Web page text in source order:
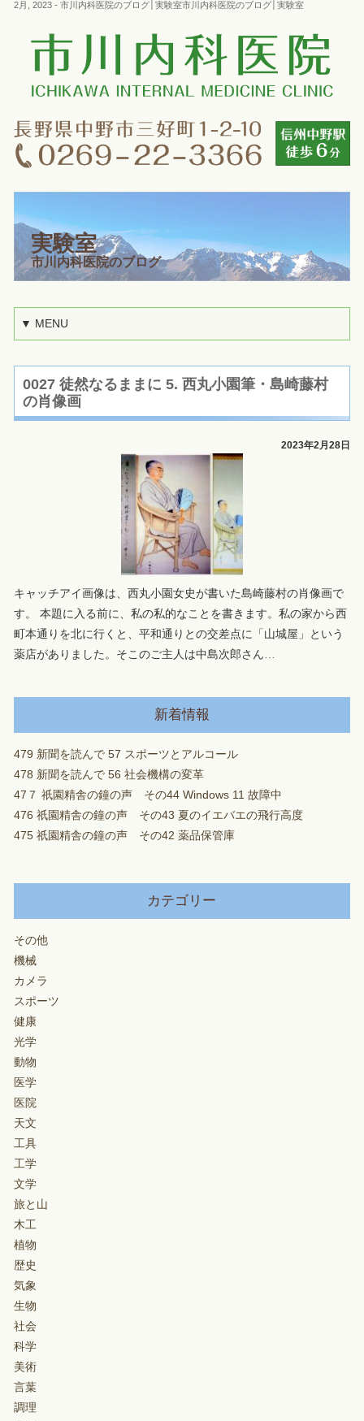
2月, 2023 - 市川内科医院のブログ│実験室市川内科医院のブログ│実験室
実験室
市川内科医院のブログ
▼ MENU
0027 徒然なるままに 5. 西丸小園筆・島崎藤村
の肖像画
2023年2月28日
キャッチアイ画像は、西丸小園女史が書いた島崎藤村の肖像画で
す。 本題に入る前に、私の私的なことを書きます。私の家から西
町本通りを北に行くと、平和通りとの交差点に「山城屋」という
薬店がありました。そこのご主人は中島次郎さん…
新着情報
479 新聞を読んで 57 スポーツとアルコール
478 新聞を読んで 56 社会機構の変革
47７ 祇園精舎の鐘の声 その44 Windows 11 故障中
476 祇園精舎の鐘の声 その43 夏のイエバエの飛行高度
475 祇園精舎の鐘の声 その42 薬品保管庫
カテゴリー
その他
機械
カメラ
スポーツ
健康
光学
動物
医学
医院
天文
工具
工学
文学
旅と山
木工
植物
歴史
気象
生物
社会
科学
美術
言葉
調理